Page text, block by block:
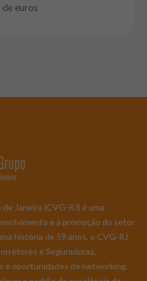
euros
Janeiro (CVG-RJ) é uma
e à promoção do setor
história de 59 anos, o CVG-RJ
e Seguradoras,
e oportunidades de networking.